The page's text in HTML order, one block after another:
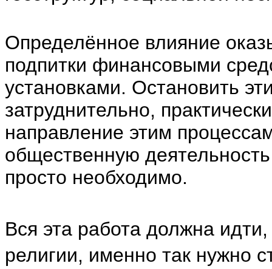
Определённое влияние
подпитки финансовыми
установками. Остановить
затруднительно,
направление этим
общественную
просто необходимо.
Вся эта работа должна
религии, именно так нужно